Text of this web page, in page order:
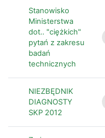
Stanowisko
Ministerstwa
dot.. "ciężkich"
pytań z zakresu
badań
technicznych
NIEZBĘDNIK
DIAGNOSTY
SKP 2012